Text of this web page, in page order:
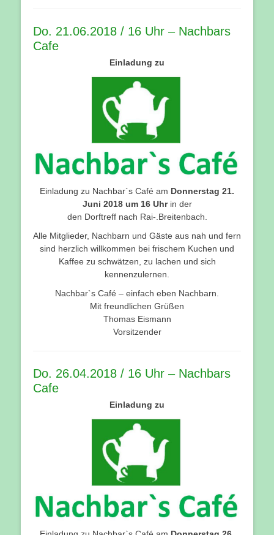
Do. 21.06.2018 / 16 Uhr – Nachbars
Cafe
Einladung zu
Einladung zu Nachbar`s Café am Donnerstag 21.
Juni 2018 um 16 Uhrin der
den Dorftreff nach Rai-.Breitenbach.
Alle Mitglieder, Nachbarn und Gäste aus nah und fern
sind herzlich willkommen bei frischem Kuchen und
Kaffee zu schwätzen, zu lachen und sich
kennenzulernen.
Nachbar`s Café – einfach eben Nachbarn.
Mit freundlichen Grüßen
Thomas Eismann
Vorsitzender
Do. 26.04.2018 / 16 Uhr – Nachbars
Cafe
Einladung zu